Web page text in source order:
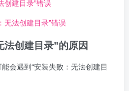
创建目录”错误
无法创建目录”错误
创建目录”的原因
会遇到“安装失败：无法创建目